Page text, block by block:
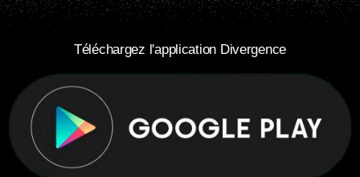
Téléchargez l'application Divergence